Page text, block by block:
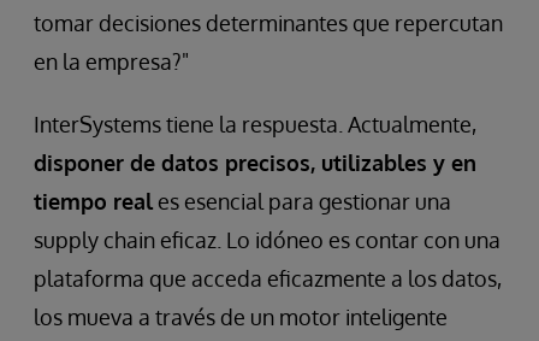
tomar decisiones determinantes que repercutan
en la empresa?"
InterSystems tiene la respuesta. Actualmente,
disponer de datos precisos, utilizables y en
tiempo real es esencial para gestionar una
supply chain eficaz. Lo idóneo es contar con una
plataforma que acceda eficazmente a los datos,
los mueva a través de un motor inteligente